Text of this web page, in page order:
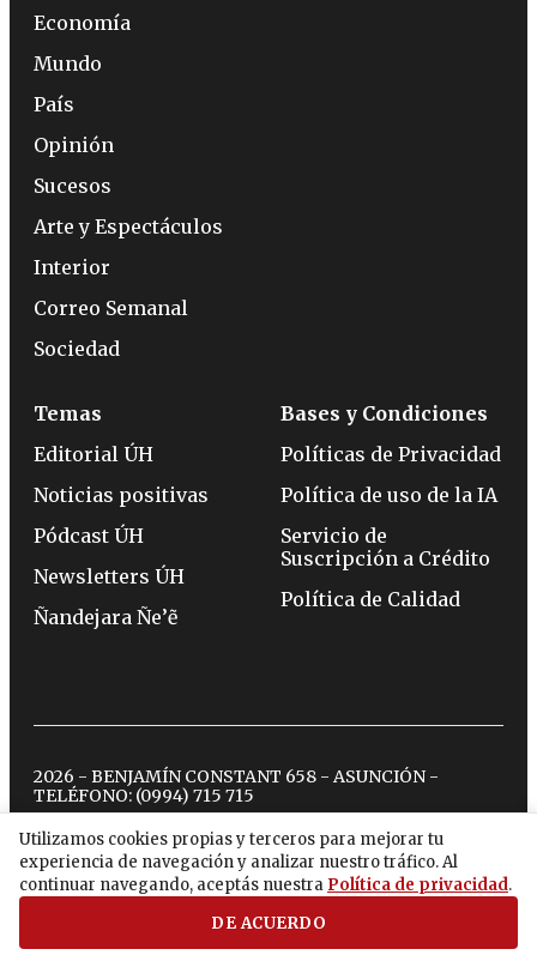
Utilizamos cookies propias y terceros para mejorar tu
experiencia de navegación y analizar nuestro tráfico. Al
continuar navegando, aceptás nuestra Política de privacidad.
DE ACUERDO
Economía
Mundo
País
Opinión
Sucesos
Arte y Espectáculos
Interior
Correo Semanal
Sociedad
Temas
Editorial ÚH
Noticias positivas
Pódcast ÚH
Newsletters ÚH
Ñandejara Ñe’ẽ
Bases y Condiciones
Políticas de Privacidad
Política de uso de la IA
Servicio de
Suscripción a Crédito
Política de Calidad
2026 - BENJAMÍN CONSTANT 658 - ASUNCIÓN -
TELÉFONO: (0994) 715 715
twitterinstagram
facebook
tiktokyoutubespotify